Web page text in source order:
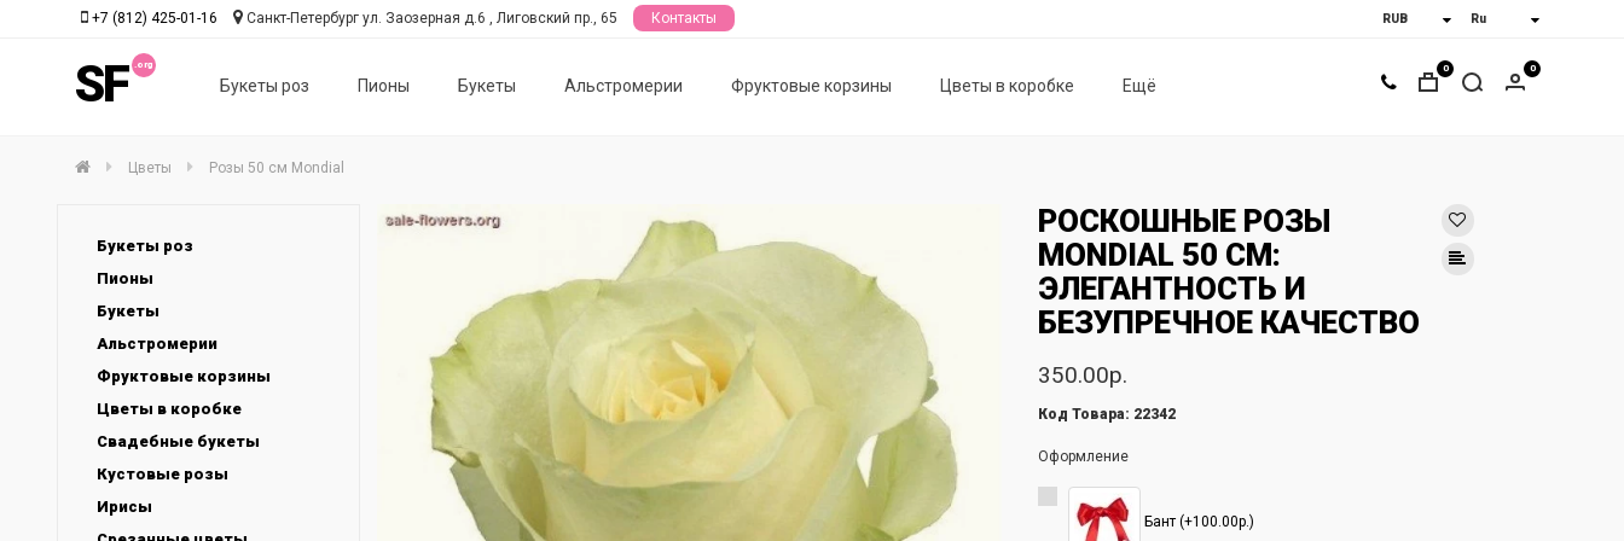
SF Букеты роз Пионы Букеты Альстромерии Фруктовые корзины Цветы в коробке Ещё
+7 (812) 425-01-16 Санкт-Петербург ул. Заозерная д.6 , Лиговский пр., 65 Контакты
0 0
Цветы Розы 50 см Mondial
Букеты роз
Пионы
Букеты
Альстромерии
Фруктовые корзины
Цветы в коробке
Свадебные букеты
Кустовые розы
Ирисы
РОСКОШНЫЕ РОЗЫ
MONDIAL 50 СМ:
ЭЛЕГАНТНОСТЬ И
БЕЗУПРЕЧНОЕ КАЧЕСТВО
350.00р.
Код Товара: 22342
Оформление
Бант (+100.00р.)